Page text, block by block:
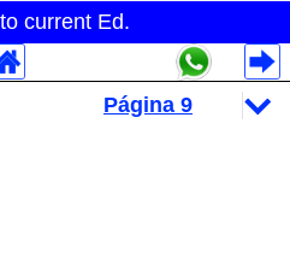
current Ed.